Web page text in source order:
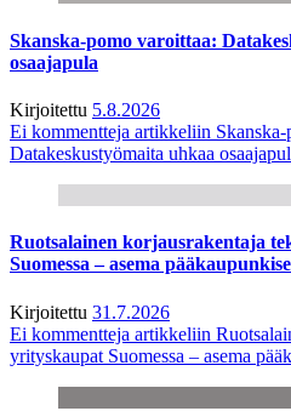
Skanska-pomo varoittaa:
osaajapula
Kirjoitettu 5.8.2026
Ei kommentteja artikkeliin Skanska-
Datakeskustyömaita uhkaa
Ruotsalainen korjausrakentaja
Suomessa – asema
Kirjoitettu 31.7.2026
Ei kommentteja artikkeliin
yrityskaupat Suomessa – asema